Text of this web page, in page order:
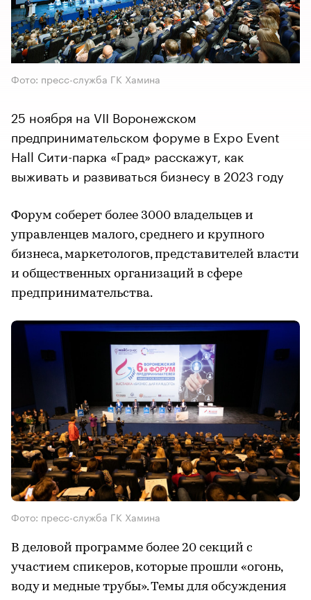
Фото: пресс-служба ГК Хамина
25 ноября на VII Воронежском
предпринимательском форуме в Expo Event
Hall Сити-парка «Град» расскажут, как
выживать и развиваться бизнесу в 2023 году
Форум соберет более 3000 владельцев и
управленцев малого, среднего и крупного
бизнеса, маркетологов, представителей власти
и общественных организаций в сфере
предпринимательства.
Фото: пресс-служба ГК Хамина
В деловой программе более 20 секций с
участием спикеров, которые прошли «огонь,
воду и медные трубы». Темы для обсуждения